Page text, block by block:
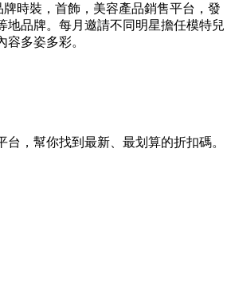
牌時裝，首飾，美容產品銷售平台，發
地品牌。每月邀請不同明星擔任模特兒
容多姿多彩。
台，幫你找到最新、最划算的折扣碼。